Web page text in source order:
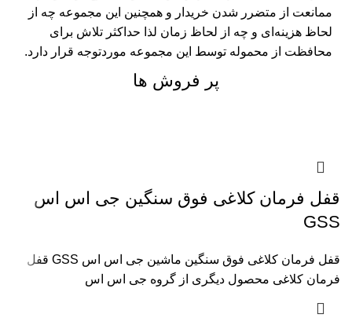
ممانعت از متضرر شدن خریدار و همچنین این مجموعه چه از
لحاظ هزینه‌ای و چه از لحاظ زمان لذا حداکثر تلاش برای
محافظت از محموله توسط این مجموعه موردتوجه قرار دارد.
پر فروش ها
قفل فرمان کلاغی فوق سنگین جی اس اس
GSS
قفل فرمان کلاغی فوق سنگین ماشین جی اس اس GSS قفل
فرمان کلاغی محصول دیگری از گروه جی اس اس